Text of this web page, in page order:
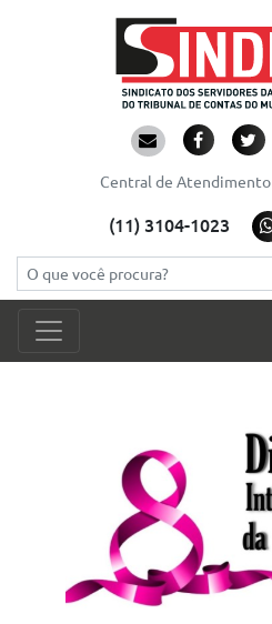
Pesquisar
Central de Atendimento
(11) 3104-1023